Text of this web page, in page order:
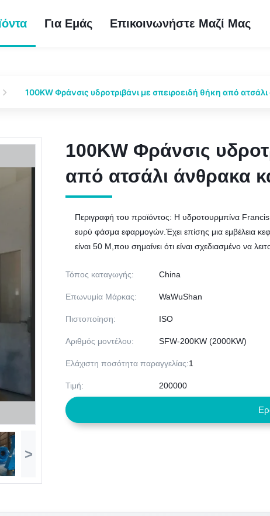
Για Εμάς Επικοινωνήστε Μαζί Μας
100KW Φράνσις υδροτριβάνι με σπειροειδή θήκη από
>
100KW Φράνσις
από ατσάλι άνθρακα
100KW Φράνσις
από ατσάλι άνθρακα
Περιγραφή του προϊόντος: Η υδροτουρμπίνα Francis
ευρύ φάσμα εφαρμογών.Έχει επίσης μια εμβέλεια
είναι 50 M,που σημαίνει ότι είναι σχεδιασμένο να
Τόπος καταγωγής: China
Επωνυμία Μάρκας: WaWuShan
Πιστοποίηση: ISO
Αριθμός μοντέλου: SFW-200KW (2000KW)
Ελάχιστη ποσότητα παραγγελίας:1
Τιμή: 200000